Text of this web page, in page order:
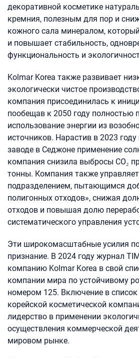
декоративной косметике
кремния, полезным для пор и
кожного сала минералом,
и повышает стабильность,
функциональность и
Kolmar Korea также развивает
экологически чистое
компания присоединилась к
пообещав к 2050 году полностью
использование энергии из
источников. Нарастив в 2023
заводе в Седжоне применение
компания снизила выбросы CO₂
тонны. Компания также
подразделением, пытающимся
полигонных отходов», снижая
отходов и повышая долю
систематического управления
Эти широкомасштабные усилия
признание. В 2024 году журнал
компанию Kolmar Korea в свой
компании мира по устойчивому
номером 125. Включение в список
корейской косметической
лидерство в применении
осуществления коммерческой
мировом рынке.